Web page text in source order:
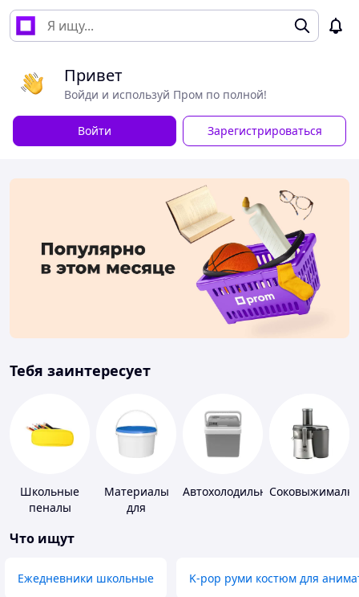
Привет
Войди и используй Пром по полной!
Войти Зарегистрироваться
Тебя заинтересует
Школьные
пеналы
Материалы
для
АвтохолодильникиСоковыжималки
Что ищут
Ежедневники школьные K-pop руми костюм для